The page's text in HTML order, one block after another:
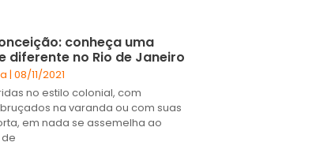
conheça uma
diferente no Rio de Janeiro
08/11/2021
no estilo colonial, com
na varanda ou com suas
em nada se assemelha ao